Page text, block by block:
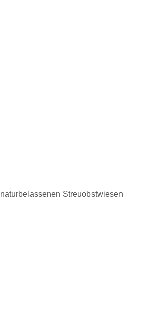
Streuobstwiesen